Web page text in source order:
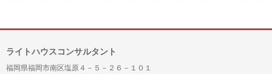
ライトハウスコンサルタント
福岡県福岡市南区塩原４－５－２６－１０１